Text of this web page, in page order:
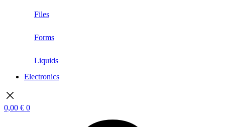
Files
Forms
Liquids
Electronics
0,00 € 0